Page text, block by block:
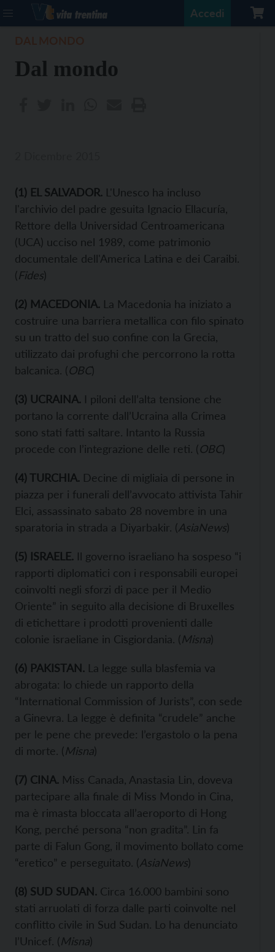
Accedi
Dal mondo
(1) EL SALVADOR. L'Unesco ha incluso
l'archivio del padre gesuita Ignacio Ellacuría,
Rettore della Universidad Centroamericana
(UCA) ucciso nel 1989, come patrimonio
documentale dell'America Latina e dei Caraibi.
(Fides)
(2) MACEDONIA. La Macedonia ha iniziato a
costruire una barriera metallica con filo spinato
su un tratto del suo confine con la Grecia,
utilizzato dai profughi che percorrono la rotta
balcanica. (OBC)
(3) UCRAINA. I piloni dell’alta tensione che
portano la corrente dall’Ucraina alla Crimea
sono stati fatti saltare. Intanto la Russia
procede con l’integrazione delle reti. (OBC)
(4) TURCHIA. Decine di migliaia di persone in
piazza per i funerali dell’avvocato attivista Tahir
Elci, assassinato sabato 28 novembre in una
sparatoria in strada a Diyarbakir. (AsiaNews)
(5) ISRAELE. Il governo israeliano ha sospeso “i
rapporti diplomatici con i responsabili europei
coinvolti negli sforzi di pace per il Medio
Oriente” in seguito alla decisione di Bruxelles
di etichettare i prodotti provenienti dalle
colonie israeliane in Cisgiordania. (Misna)
(6) PAKISTAN. La legge sulla blasfemia va
abrogata: lo chiede un rapporto della
“International Commission of Jurists”, con sede
a Ginevra. La legge è definita “crudele” anche
per le pene che prevede: l’ergastolo o la pena
di morte. (Misna)
(7) CINA. Miss Canada, Anastasia Lin, doveva
partecipare alla finale di Miss Mondo in Cina,
ma è rimasta bloccata all’aeroporto di Hong
Kong, perché persona “non gradita”. Lin fa
parte di Falun Gong, il movimento bollato come
“eretico” e perseguitato. (AsiaNews)
(8) SUD SUDAN. Circa 16.000 bambini sono
stati arruolati di forza dalle parti coinvolte nel
conflitto civile in Sud Sudan. Lo ha denunciato
l’Unicef. (Misna)